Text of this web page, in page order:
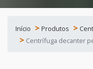
Início Produtos
Centrífuga decanter